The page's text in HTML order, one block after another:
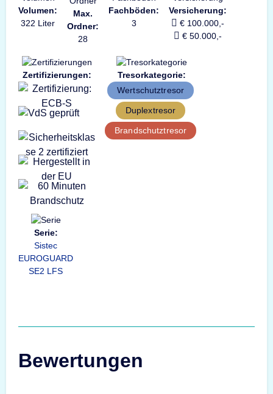
Volumen:
322 Liter
Max.
Ordner:
28
Fachböden:
3
Versicherung:
€ 100.000,-
€ 50.000,-
Zertifizierungen:
Tresorkategorie:
Wertschutztresor
Duplextresor
Brandschutztresor
Serie:
Sistec
EUROGUARD
SE2 LFS
Bewertungen